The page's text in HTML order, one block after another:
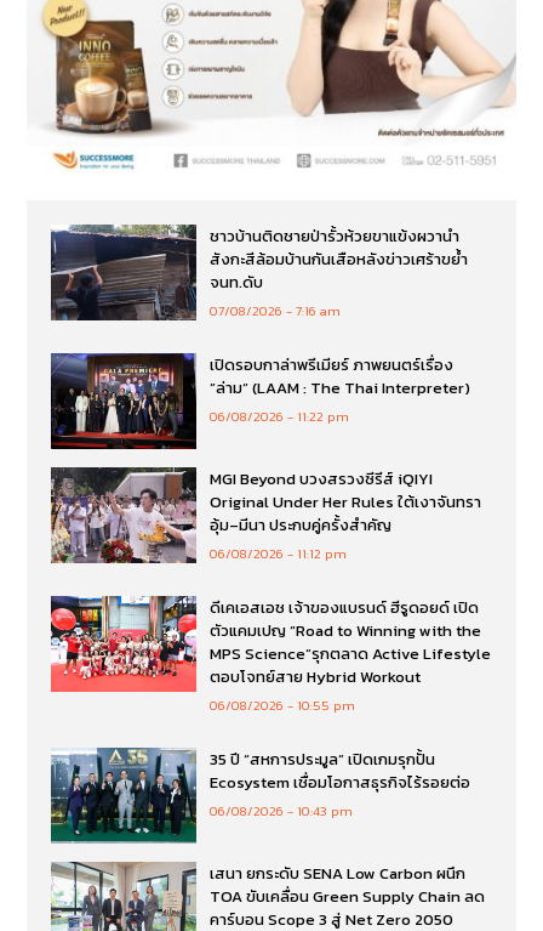
ชาวบ้านติดชายป่ารั้วห้วยขาแข้งผวานำ
สังกะสีล้อมบ้านกันเสือหลังข่าวเศร้าขย้ำ
จนท.ดับ
07/08/2026 7:16 am
เปิดรอบกาล่าพรีเมียร์ ภาพยนตร์เรื่อง
”ล่าม“ (LAAM : The Thai Interpreter)
06/08/2026 11:22 pm
MGI Beyond บวงสรวงซีรีส์ iQIYI
Original Under Her Rules ใต้เงาจันทรา
อุ้ม–มีนา ประกบคู่ครั้งสำคัญ
06/08/2026 11:12 pm
ดีเคเอสเอช เจ้าของแบรนด์ ฮีรูดอยด์ เปิด
ตัวแคมเปญ “Road to Winning with the
MPS Science”รุกตลาด Active Lifestyle
ตอบโจทย์สาย Hybrid Workout
06/08/2026 10:55 pm
35 ปี “สหการประมูล” เปิดเกมรุกปั้น
Ecosystem เชื่อมโอกาสธุรกิจไร้รอยต่อ
06/08/2026 10:43 pm
เสนา ยกระดับ SENA Low Carbon ผนึก
TOA ขับเคลื่อน Green Supply Chain ลด
คาร์บอน Scope 3 สู่ Net Zero 2050